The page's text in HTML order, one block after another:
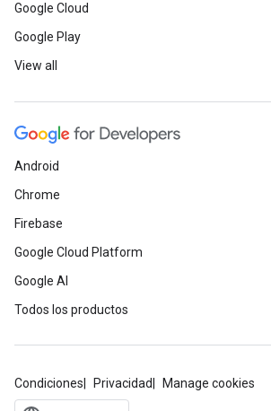
Google Cloud
Google Play
View all
Android
Chrome
Firebase
Google Cloud Platform
Google AI
Todos los productos
Condiciones Privacidad Manage cookies